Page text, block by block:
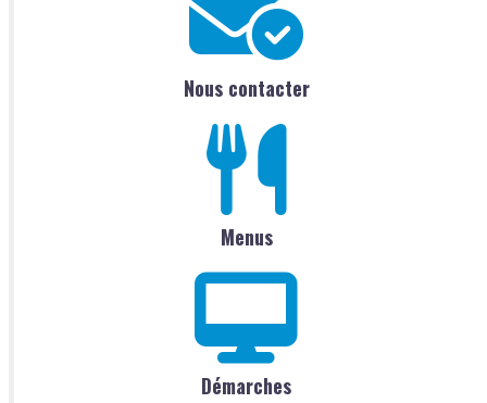
Nous contacter
Menus
Démarches